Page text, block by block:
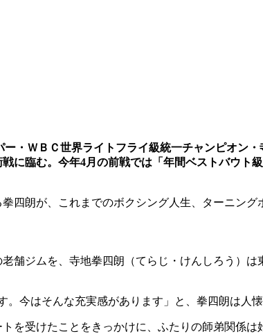
ー・ＷＢＣ世界ライトフライ級統一チャンピオン・
に臨む。今年4月の前戦では「年間ベストバウト
四朗が、これまでのボクシング人生、ターニン
舗ジムを、寺地拳四朗（てらじ・けんしろう）
。今はそんな充実感があります」と、拳四朗は人
を受けたことをきっかけに、ふたりの師弟関係は